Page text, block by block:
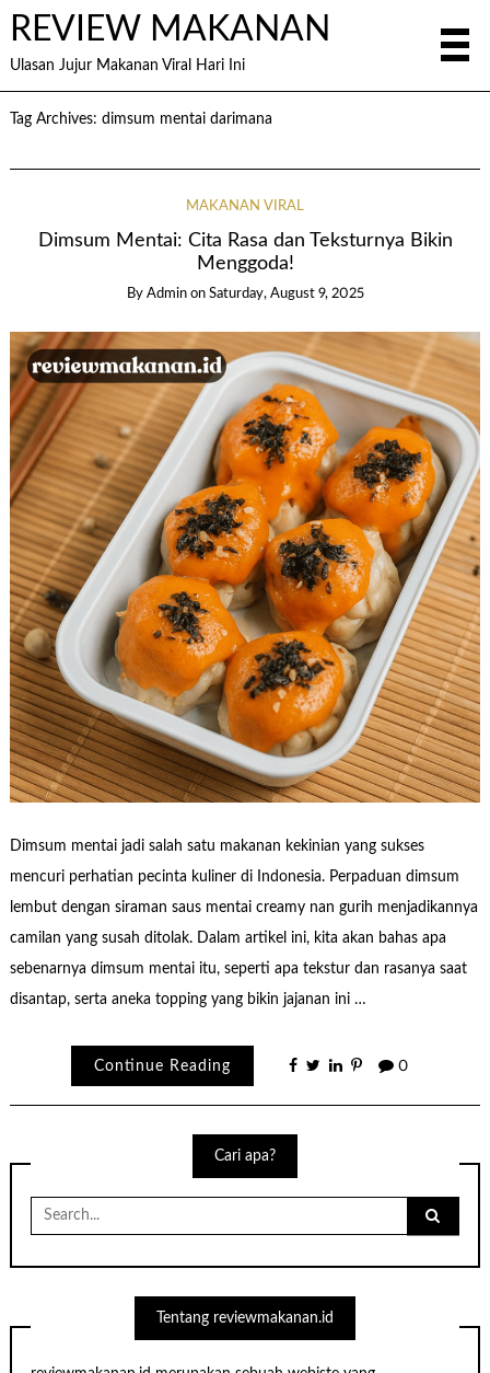
REVIEW MAKANAN
Ulasan Jujur Makanan Viral Hari Ini
Tag Archives: dimsum mentai darimana
MAKANAN VIRAL
Dimsum Mentai: Cita Rasa dan Teksturnya Bikin
Menggoda!
By Admin on Saturday, August 9, 2025
Dimsum mentai jadi salah satu makanan kekinian yang sukses
mencuri perhatian pecinta kuliner di Indonesia. Perpaduan dimsum
lembut dengan siraman saus mentai creamy nan gurih menjadikannya
camilan yang susah ditolak. Dalam artikel ini, kita akan bahas apa
sebenarnya dimsum mentai itu, seperti apa tekstur dan rasanya saat
disantap, serta aneka topping yang bikin jajanan ini …
Continue Reading 0
Cari apa?
Search
for:
Tentang reviewmakanan.id